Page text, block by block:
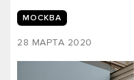
МОСКВА
28 МАРТА 2020